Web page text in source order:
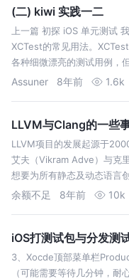
(二) kiwi 实践一二
上一篇 初探 iOS 单元测试
XCTest的常见用法。
各种细微漂亮的测试用例，
琐，方法及断言可读性较差
Assuner 8年前 1.6k
LLVM与Clang的一些
LLVM项目的发展起源于
艾夫（Vikram Adve）与克
想要为所有静态及动态语言
来发展的开源软件。2005年
余额不足 8年前 10k
iOS打测试包与分发测
3、Xocde顶部菜单栏
（可能需要等待几分钟，